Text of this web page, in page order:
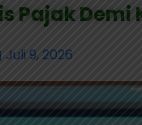
Pajak
Juli 9, 2026